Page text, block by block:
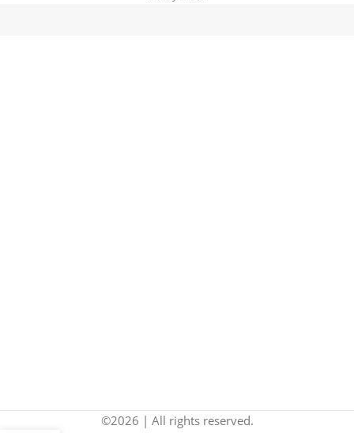
©2026 | All rights reserved.